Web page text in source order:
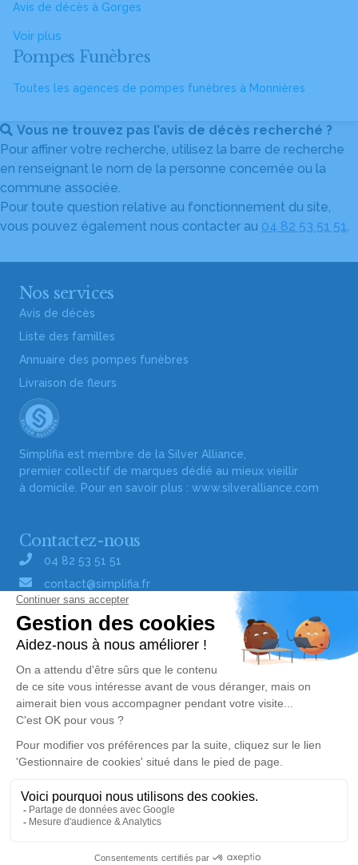
Avis de décès à Gorges
Voir plus
Pompes Funèbres
Toutes les agences de pompes funèbres à Monnières
Vous ne trouvez pas l’avis de décès recherché ?
Pour affiner votre recherche, utilisez la barre de recherche
en renseignant le nom de la personne concernée ou la
commune associée.
Pour toute question relative au fonctionnement du site,
vous pouvez également nous contacter au 04 82 53 51 51.
Alerte décès 39
Nos services
Avis de décès
Liste des familles
Annuaire des pompes funèbres
Livraison de fleurs
Simplifia est membre de la Silver Alliance,
premier collectif de marques dédié au mieux vieillir
à domicile. Pour en savoir plus : www.silveralliance.com
Contactez-nous
04 82 53 51 51
contact@simplifia.fr
Réseaux sociaux
Liens utiles
Publier un avis de décès
Signaler un abus/une erreur
Consultez nos offres d'emploi
Politique de traitement des données
Mentions légales